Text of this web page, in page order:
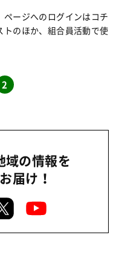
ージへのログインはコチ
のほか、組合員活動で使
2
域の情報を
届け！